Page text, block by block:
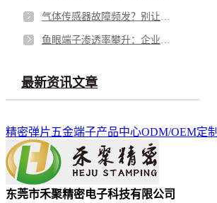
最新资讯文章
精密弹片五金端子产品中心ODM/OEM定制
东莞市禾聚精密电子科技有限公司